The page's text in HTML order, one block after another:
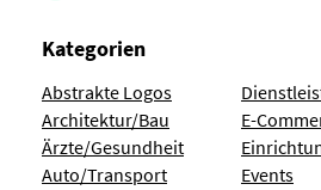
Kategorien
Abstrakte Logos
Architektur/Bau
Ärzte/Gesundheit
Auto/Transport
E-
Events